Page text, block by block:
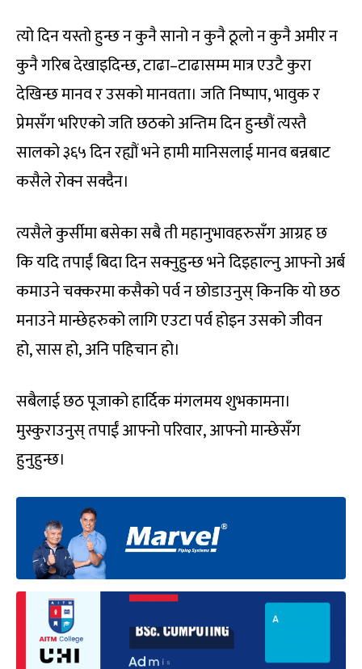
त्यो दिन यस्तो हुन्छ न कुनै सानो न कुनै ठूलो न कुनै अमीर न
कुनै गरिब देखाइदिन्छ, टाढा–टाढासम्म मात्र एउटै कुरा
देखिन्छ मानव र उसको मानवता। जति निष्पाप, भावुक र
प्रेमसँग भरिएको जति छठको अन्तिम दिन हुन्छौं त्यस्तै
सालको ३६५ दिन रह्यौं भने हामी मानिसलाई मानव बन्नबाट
कसैले रोक्न सक्दैन।
त्यसैले कुर्सीमा बसेका सबै ती महानुभावहरुसँग आग्रह छ
कि यदि तपाईं बिदा दिन सक्नुहुन्छ भने दिइहाल्नु आफ्नो अर्ब
कमाउने चक्करमा कसैको पर्व न छोडाउनुस् किनकि यो छठ
मनाउने मान्छेहरुको लागि एउटा पर्व होइन उसको जीवन
हो, सास हो, अनि पहिचान हो।
सबैलाई छठ पूजाको हार्दिक मंगलमय शुभकामना।
मुस्कुराउनुस् तपाईं आफ्नो परिवार, आफ्नो मान्छेसँग
हुनुहुन्छ।